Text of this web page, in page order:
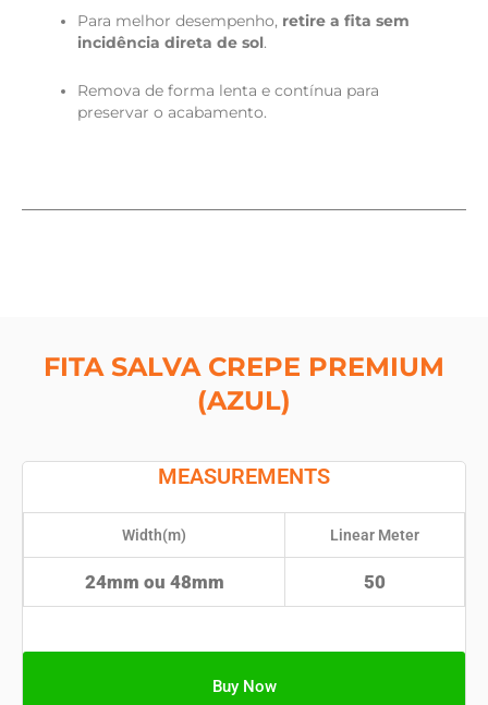
Para melhor desempenho, retire a fita sem
incidência direta de sol.
Remova de forma lenta e contínua para
preservar o acabamento.
FITA SALVA CREPE PREMIUM
(AZUL)
MEASUREMENTS
Width(m) Linear Meter
24mm ou 48mm 50
Buy Now